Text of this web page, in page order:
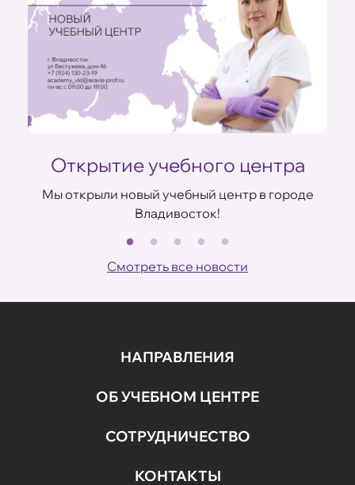
Открытие учебного центра
Мы открыли новый учебный центр в городе
Владивосток!
Смотреть все новости
НАПРАВЛЕНИЯ
ОБ УЧЕБНОМ ЦЕНТРЕ
СОТРУДНИЧЕСТВО
КОНТАКТЫ